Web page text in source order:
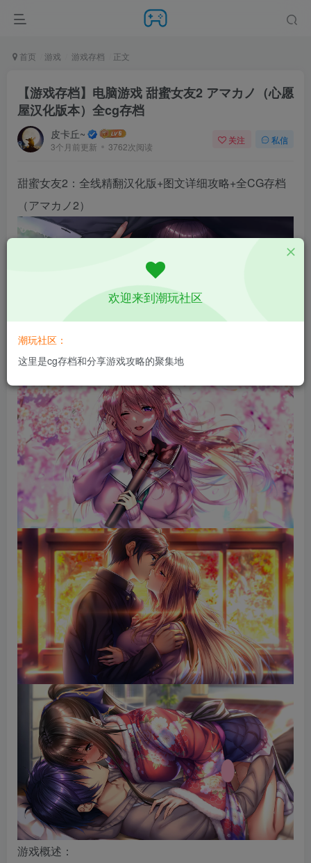
首页 游戏 游戏存档 正文
【游戏存档】电脑游戏 甜蜜女友2 アマカノ（心愿
屋汉化版本）全cg存档
皮卡丘~
3个月前更新 3762次阅读
关注 私信
甜蜜女友2：全线精翻汉化版+图文详细攻略+全CG存档
（アマカノ2）
游戏概述：
欢迎来到潮玩社区
潮玩社区：
这里是cg存档和分享游戏攻略的聚集地